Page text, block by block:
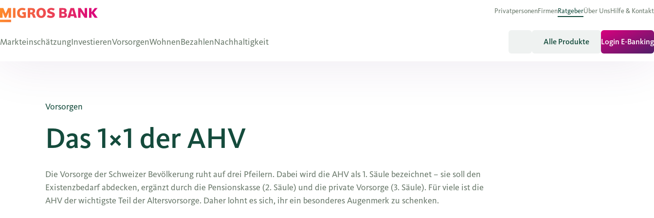
PrivatpersonenFirmenRatgeberÜber UnsHilfe & Kontakt
MarkteinschätzungInvestierenVorsorgenWohnenBezahlenNachhaltigkeit Alle Produkte Login E-Banking
Vorsorgen
Das 1×1 der AHV
Die Vorsorge der Schweizer Bevölkerung ruht auf drei Pfeilern. Dabei wird die AHV als 1. Säule bezeichnet – sie soll den
Existenzbedarf abdecken, ergänzt durch die Pensionskasse (2. Säule) und die private Vorsorge (3. Säule). Für viele ist die
AHV der wichtigste Teil der Altersvorsorge. Daher lohnt es sich, ihr ein besonderes Augenmerk zu schenken.